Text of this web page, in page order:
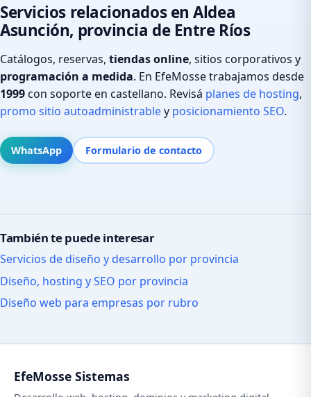
Servicios relacionados en Aldea
Asunción, provincia de Entre Ríos
Catálogos, reservas, tiendas online, sitios corporativos y
programación a medida. En EfeMosse trabajamos desde
1999con soporte en castellano. Revisá planes de hosting,
promo sitio autoadministrabley posicionamiento SEO.
WhatsApp Formulario de contacto
También te puede interesar
Servicios de diseño y desarrollo por provincia
Diseño, hosting y SEO por provincia
Diseño web para empresas por rubro
EfeMosse Sistemas